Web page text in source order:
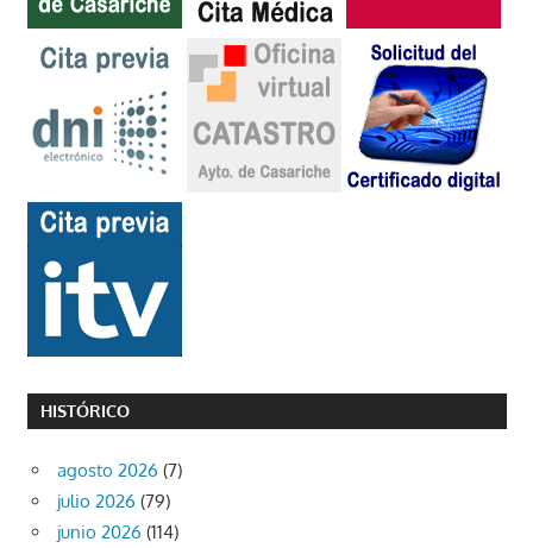
HISTÓRICO
agosto 2026 (7)
julio 2026 (79)
junio 2026 (114)